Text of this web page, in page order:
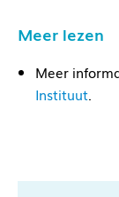
Meer lezen
Meer
Instituut.